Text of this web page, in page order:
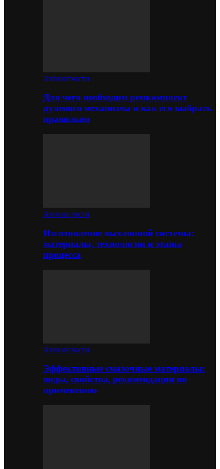
Автозапчасти
Для чего необходим ремкомплект
рулевого механизма и как его выбрать
правильно
Автозапчасти
Изготовление выхлопной системы:
материалы, технологии и этапы
процесса
Автозапчасти
Эффективные смазочные материалы:
виды, свойства, рекомендации по
применению